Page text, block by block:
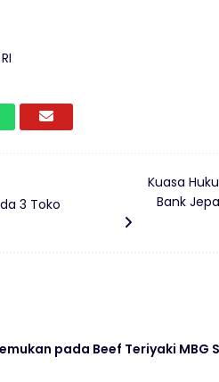
3 Toko
Kuasa
Bank
pada Beef Teriyaki MBG